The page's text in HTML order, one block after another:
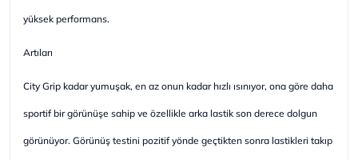
yüksek performans.
Artıları
City Grip kadar yumuşak, en az onun kadar hızlı ısınıyor, ona göre daha
sportif bir görünüşe sahip ve özellikle arka lastik son derece dolgun
görünüyor. Görünüş testini pozitif yönde geçtikten sonra lastikleri takıp